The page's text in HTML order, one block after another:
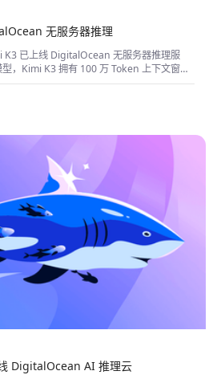
无服务器推理
已上线 DigitalOcean 无服务器推理服
，Kimi K3 拥有 100 万 Token 上下文窗
主 Agent 工作负载
DigitalOcean AI 推理云